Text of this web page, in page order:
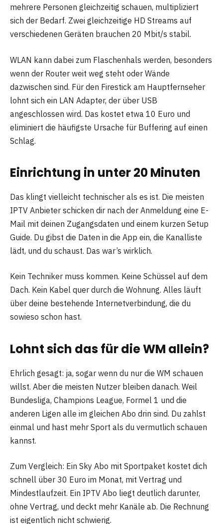
mehrere Personen gleichzeitig schauen, multipliziert
sich der Bedarf. Zwei gleichzeitige HD Streams auf
verschiedenen Geräten brauchen 20 Mbit/s stabil.
WLAN kann dabei zum Flaschenhals werden, besonders
wenn der Router weit weg steht oder Wände
dazwischen sind. Für den Firestick am Hauptfernseher
lohnt sich ein LAN Adapter, der über USB
angeschlossen wird. Das kostet etwa 10 Euro und
eliminiert die häufigste Ursache für Buffering auf einen
Schlag.
Einrichtung in unter 20 Minuten
Das klingt vielleicht technischer als es ist. Die meisten
IPTV Anbieter schicken dir nach der Anmeldung eine E-
Mail mit deinen Zugangsdaten und einem kurzen Setup
Guide. Du gibst die Daten in die App ein, die Kanalliste
lädt, und du schaust. Das war’s wirklich.
Kein Techniker muss kommen. Keine Schüssel auf dem
Dach. Kein Kabel quer durch die Wohnung. Alles läuft
über deine bestehende Internetverbindung, die du
sowieso schon hast.
Lohnt sich das für die WM allein?
Ehrlich gesagt: ja, sogar wenn du nur die WM schauen
willst. Aber die meisten Nutzer bleiben danach. Weil
Bundesliga, Champions League, Formel 1 und die
anderen Ligen alle im gleichen Abo drin sind. Du zahlst
einmal und hast mehr Sport als du vermutlich schauen
kannst.
Zum Vergleich: Ein Sky Abo mit Sportpaket kostet dich
schnell über 30 Euro im Monat, mit Vertrag und
Mindestlaufzeit. Ein IPTV Abo liegt deutlich darunter,
ohne Vertrag, und deckt mehr Kanäle ab. Die Rechnung
ist eigentlich nicht schwierig.